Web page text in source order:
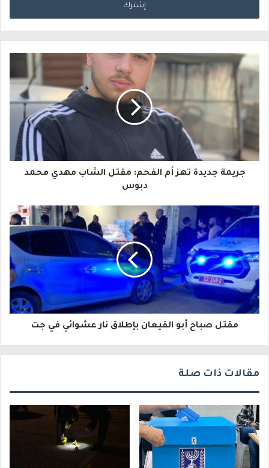
خ
ا
إ
ك
ت
ر
و
جريمة جديدة تهز أم الفحم: مقتل الشاب مهدي محمد
دبوس
مقتل صباح أبو القيعان بإطلاق نار عشوائي في جت
مقالات ذات صلة